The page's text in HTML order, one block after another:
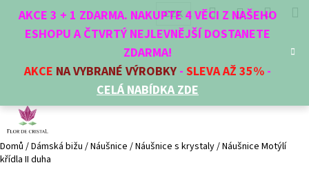
AKCE 3 + 1 ZDARMA. NAKUPTE 4 VĚCI Z NAŠEHO
ESHOPU A ČTVRTÝ NEJLEVNĚJŠÍ DOSTANETE
ZDARMA!
AKCE NA VYBRANÉ VÝROBKY - SLEVA AŽ 35% -
CELÁ NABÍDKA ZDE
CZK HledatPřihlášení
Domů /Dámská bižu /Náušnice /Náušnice s krystaly/Náušnice Motýlí
křídla II duha
Zpět
Zpět
p
o
t
ř